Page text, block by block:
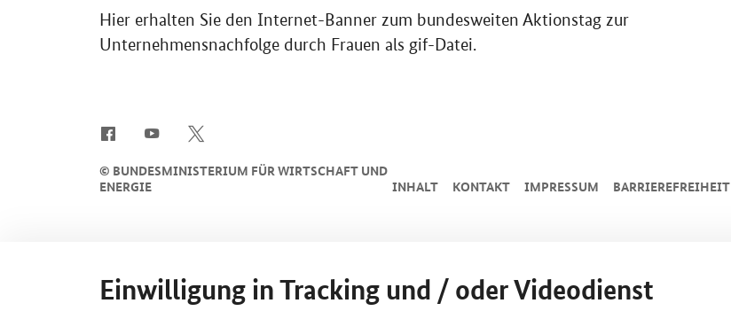
Hier erhalten Sie den Internet-Banner zum bundesweiten Aktionstag zur
Unternehmensnachfolge durch Frauen als gif-Datei.
© BUNDESMINISTERIUM FÜR WIRTSCHAFT UND
ENERGIE
INHALT KONTAKT IMPRESSUM BARRIEREFREIHEIT
Einwilligung in Tracking und / oder Videodienst